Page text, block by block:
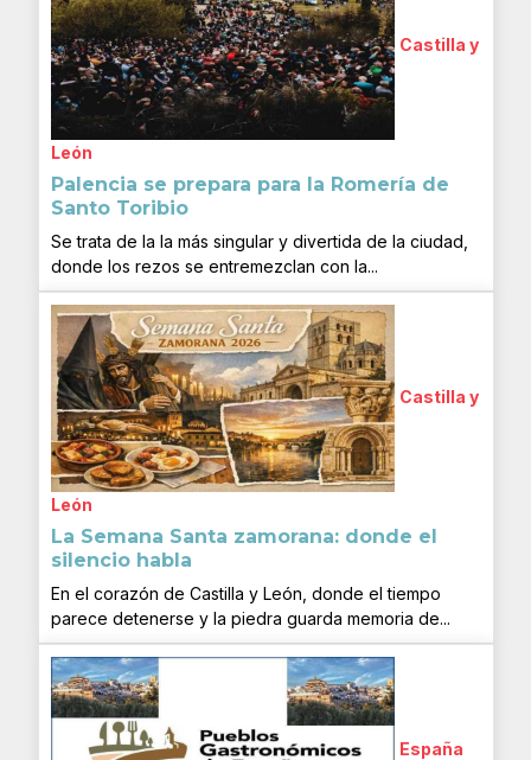
Castilla y
León
Palencia se prepara para la Romería de
Santo Toribio
Se trata de la la más singular y divertida de la ciudad,
donde los rezos se entremezclan con la...
Castilla y
León
La Semana Santa zamorana: donde el
silencio habla
En el corazón de Castilla y León, donde el tiempo
parece detenerse y la piedra guarda memoria de...
España